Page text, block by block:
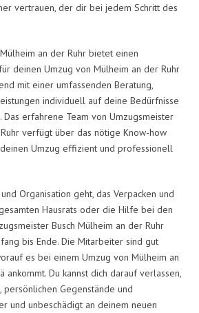
vertrauen, der dir bei jedem Schritt des
an der Ruhr bietet einen
deinen Umzug von Mülheim an der Ruhr
mit einer umfassenden Beratung,
individuell auf deine Bedürfnisse
Das erfahrene Team von Umzugsmeister
verfügt über das nötige Know-how
Umzug effizient und professionell
Organisation geht, das Verpacken und
Hausrats oder die Hilfe bei den
Busch Mülheim an der Ruhr
bis Ende. Die Mitarbeiter sind gut
es bei einem Umzug von Mülheim an
ankommt. Du kannst dich darauf verlassen,
Gegenstände und
und unbeschädigt an deinem neuen